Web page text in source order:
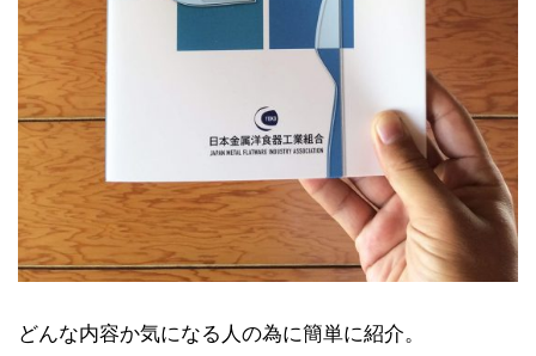
どんな内容か気になる人の為に簡単に紹介。